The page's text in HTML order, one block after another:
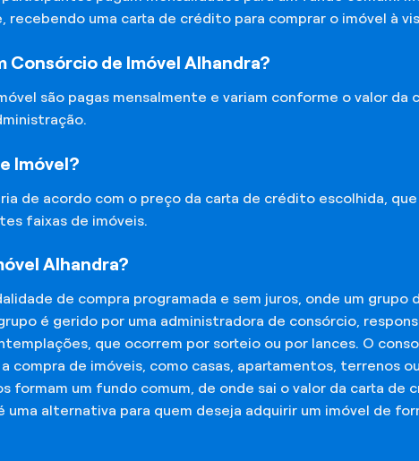
recebendo uma carta de crédito para comprar o imóvel à
Consórcio de Imóvel Alhandra?
são pagas mensalmente e variam conforme o valor
Imóvel?
de acordo com o preço da carta de crédito escolhida,
faixas de imóveis.
Alhandra?
de compra programada e sem juros, onde um grupo
é gerido por uma administradora de consórcio,
que ocorrem por sorteio ou por lances. O
compra de imóveis, como casas, apartamentos, terrenos
formam um fundo comum, de onde sai o valor da carta de
uma alternativa para quem deseja adquirir um imóvel de